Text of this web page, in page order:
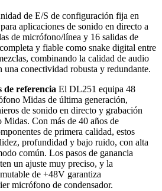
de E/S de configuración fija en
aplicaciones de sonido en directo a
de micrófono/línea y 16 salidas de
y fiable como snake digital entre
combinando la calidad de audio
una conectividad robusta y redundante.
de referencia El DL251 equipa 48
Midas de última generación,
de sonido en directo y grabación
Midas. Con más de 40 años de
de primera calidad, estos
profundidad y bajo ruido, con alta
común. Los pasos de ganancia
un ajuste muy preciso, y la
de +48V garantiza
micrófono de condensador.